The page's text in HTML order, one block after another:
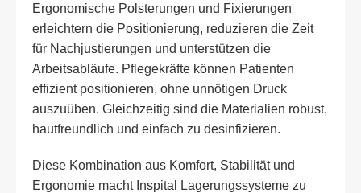
Ergonomische Polsterungen und Fixierungen
erleichtern die Positionierung, reduzieren die Zeit
für Nachjustierungen und unterstützen die
Arbeitsabläufe. Pflegekräfte können Patienten
effizient positionieren, ohne unnötigen Druck
auszuüben. Gleichzeitig sind die Materialien robust,
hautfreundlich und einfach zu desinfizieren.
Diese Kombination aus Komfort, Stabilität und
Ergonomie macht Inspital Lagerungssysteme zu